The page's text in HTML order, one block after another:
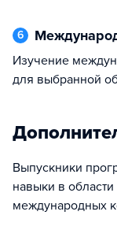
6
Изучение международных дисциплин, специфичных
для выбранной
Выпускники
навыки в
международных